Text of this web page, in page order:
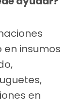
insumos
en